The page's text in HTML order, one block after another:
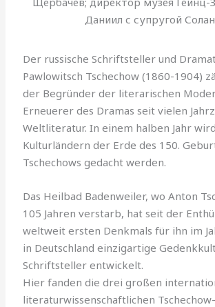
Даниил с супругой
Der russische Schriftsteller und
Pawlowitsch Tschechow (1860-1904)
der Begründer der literarischen
Erneuerer des Dramas seit vielen
Weltliteratur. In einem halben Jahr
Kulturländern der Erde des 150.
Tschechows gedacht werden.
Das Heilbad Badenweiler, wo Anton
105 Jahren verstarb, hat seit der
weltweit ersten Denkmals für ihn im
in Deutschland einzigartige
Schriftsteller entwickelt.
Hier fanden die drei großen
literaturwissenschaftlichen